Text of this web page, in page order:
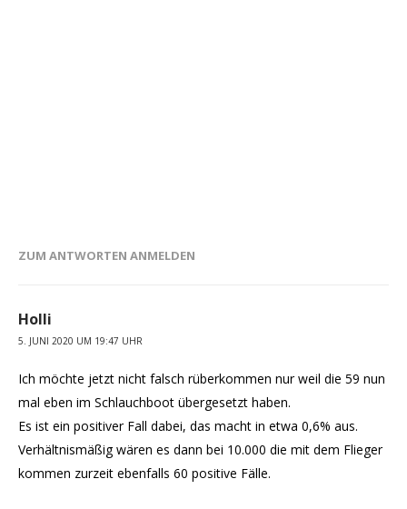
ZUM ANTWORTEN ANMELDEN
Holli
5. JUNI 2020 UM 19:47 UHR
Ich möchte jetzt nicht falsch rüberkommen nur weil die 59 nun
mal eben im Schlauchboot übergesetzt haben.
Es ist ein positiver Fall dabei, das macht in etwa 0,6% aus.
Verhältnismäßig wären es dann bei 10.000 die mit dem Flieger
kommen zurzeit ebenfalls 60 positive Fälle.